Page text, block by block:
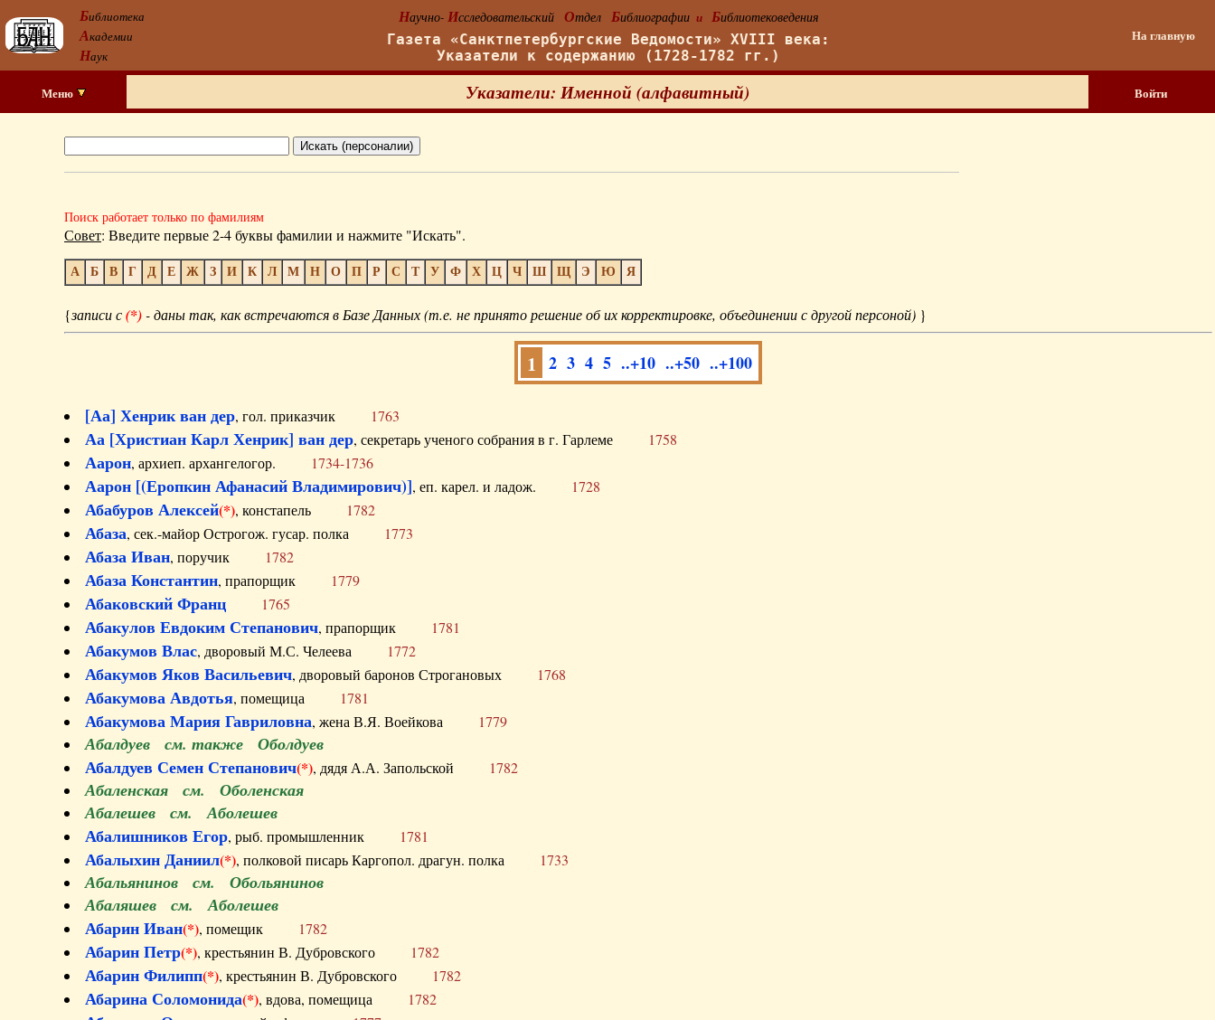
Библиотека
Академии
Наук
Научно- Исследовательский Отдел Библиографии и Библиотековедения
Газета «Санктпетербургские Ведомости» XVIII века:
Указатели к содержанию (1728-1782 гг.)
На главную
Меню Указатели: Именной (алфавитный) Войти
Поиск работает только по фамилиям
Совет: Введите первые 2-4 буквы фамилии и нажмите "Искать".
А Б В Г Д Е Ж З И К Л М Н О П Р С Т У Ф Х Ц Ч Ш Щ Э Ю Я
{записи с(*)- даны так, как встречаются в Базе Данных (т.е. не принято решение об их корректировке, объединении с другой персоной) }
1 2 3 4 5 ..+10 ..+50 ..+100
[Аа] Хенрик ван дер, гол. приказчик 1763
Аа [Христиан Карл Хенрик] ван дер, секретарь ученого собрания в г. Гарлеме 1758
Аарон, архиеп. архангелогор. 1734-1736
Аарон [(Еропкин Афанасий Владимирович)], еп. карел. и ладож. 1728
Абабуров Алексей(*), констапель 1782
Абаза, сек.-майор Острогож. гусар. полка 1773
Абаза Иван, поручик 1782
Абаза Константин, прапорщик 1779
Абаковский Франц 1765
Абакулов Евдоким Степанович, прапорщик 1781
Абакумов Влас, дворовый М.С. Челеева 1772
Абакумов Яков Васильевич, дворовый баронов Строгановых 1768
Абакумова Авдотья, помещица 1781
Абакумова Мария Гавриловна, жена В.Я. Воейкова 1779
Абалдуев см. также Оболдуев
Абалдуев Семен Степанович(*), дядя А.А. Запольской 1782
Абаленская см. Оболенская
Абалешев см. Аболешев
Абалишников Егор, рыб. промышленник 1781
Абалыхин Даниил(*), полковой писарь Каргопол. драгун. полка 1733
Абальянинов см. Обольянинов
Абаляшев см. Аболешев
Абарин Иван(*), помещик 1782
Абарин Петр(*), крестьянин В. Дубровского 1782
Абарин Филипп(*), крестьянин В. Дубровского 1782
Абарина Соломонида(*), вдова, помещица 1782